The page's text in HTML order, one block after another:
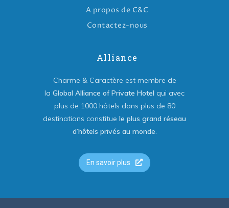
A propos de C&C
Contactez-nous
Alliance
Charme & Caractère est membre de
la Global Alliance of Private Hotel qui avec
plus de 1000 hôtels dans plus de 80
destinations constitue le plus grand réseau
d’hôtels privés au monde.
En savoir plus